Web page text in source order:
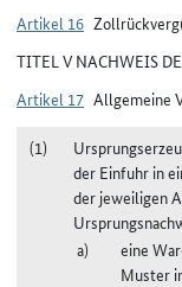
Artikel 16
TITEL V NACHWEIS
Artikel 17 Allgemeine
der Einfuhr in
der jeweiligen
eine
Muster